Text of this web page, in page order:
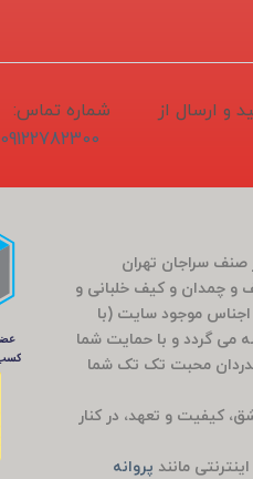
دهید و ارسال از
شماره تماس:
09122782300 - 02133996046
از 15 سال کسب تجربه در صنف سراجان تهران
چمدان و کیف خلبانی و
موجود سایت (با
می گردد و با حمایت شما
را شاکریم و قدردان محبت تک تک شما
کیفیت و تعهد، در کنار
مانند پروانه